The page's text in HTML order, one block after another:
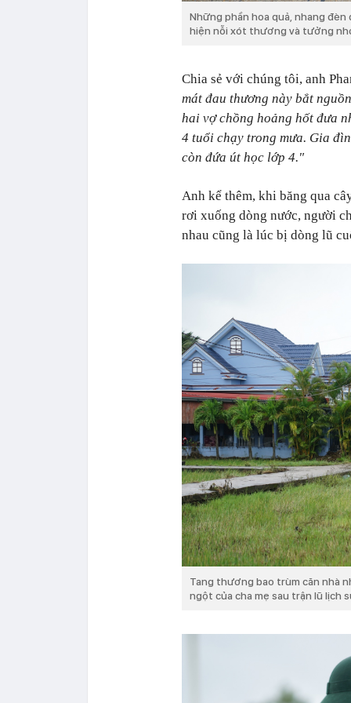
Những phần hoa quả, nhang
hiện nỗi xót thương và tưởng
Chia sẻ với chúng tôi, anh
mát đau thương này bắt
hai vợ chồng hoảng hốt đưa
4 tuổi chạy trong mưa. Gia
còn đứa út học lớp 4."
Anh kể thêm, khi băng qua
rơi xuống dòng nước, người
nhau cũng là lúc bị dòng lũ
Tang thương bao trùm căn nhà
ngột của cha mẹ sau trận lũ lịch